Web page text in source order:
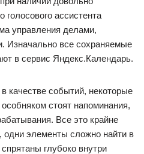
голосового ассистента
управления делами,
Изначально все сохраняемые
в сервис Яндекс.Календарь.
качестве событий, некоторые
стоят напоминания,
Все это крайне
одни элементы сложно найти в
глубоко внутри